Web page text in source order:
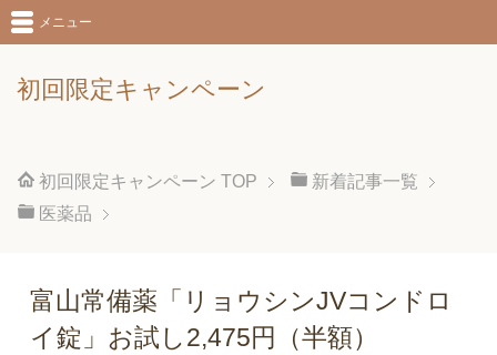
初回限定キャンペーン
メニュー
初回限定キャンペーン TOP
新着記事一覧
医薬品
富山常備薬「リョウシンJVコンドロ
イ錠」お試し2,475円（半額）